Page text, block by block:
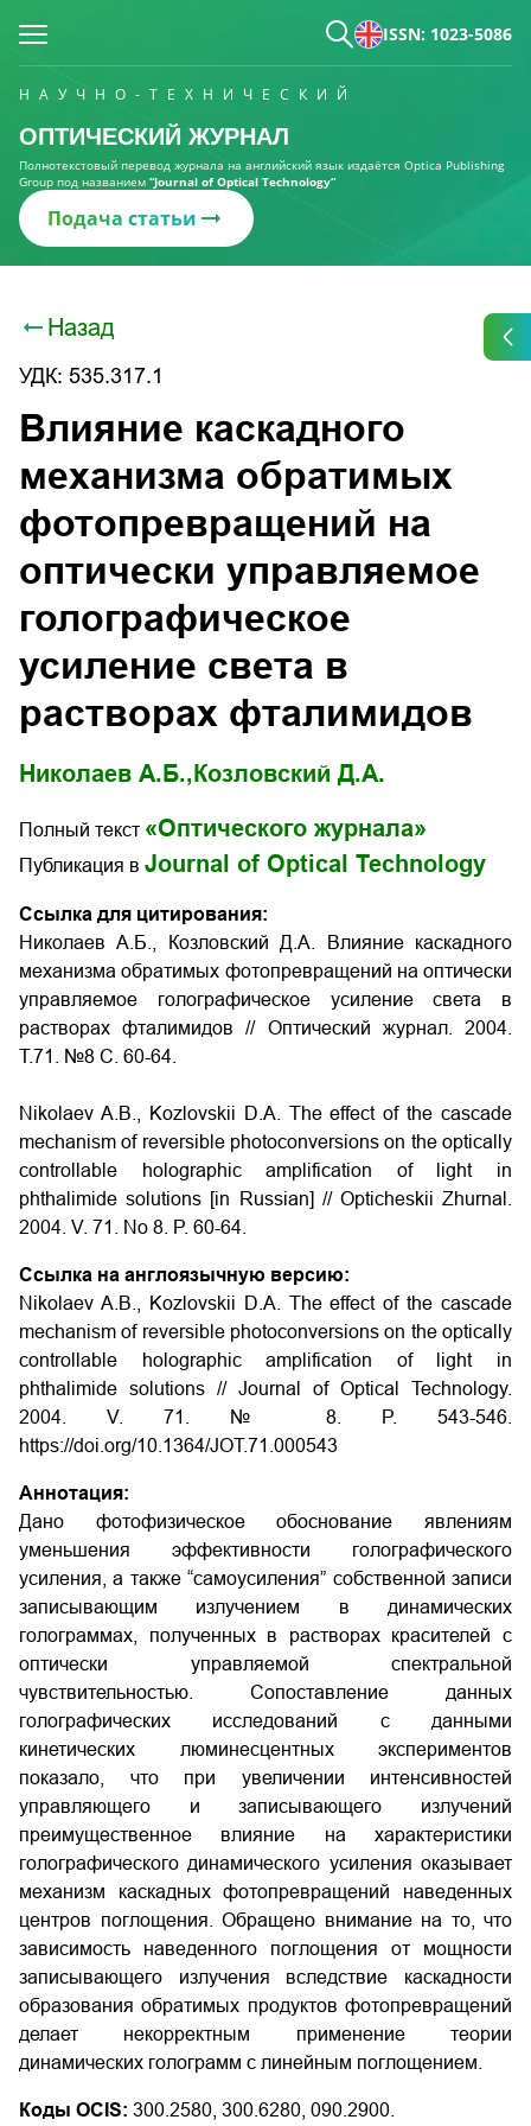
ISSN: 1023-5086
НАУЧНО-ТЕХНИЧЕСКИЙ
ОПТИЧЕСКИЙ ЖУРНАЛ
Полнотекстовый перевод журнала на английский язык издаётся Optica Publishing
Group под названием “Journal of Optical Technology“
Подача статьи
Назад
УДК: 535.317.1
Влияние каскадного
механизма обратимых
фотопревращений на
оптически управляемое
голографическое
усиление света в
растворах фталимидов
Николаев А.Б., Козловский Д.А.
Полный текст «Оптического журнала»
Публикация в Journal of Optical Technology
Ссылка для цитирования:
Николаев А.Б., Козловский Д.А. Влияние каскадного
механизма обратимых фотопревращений на оптически
управляемое голографическое усиление света в
растворах фталимидов // Оптический журнал. 2004.
Т.71. №8 С. 60-64.
Nikolaev A.B., Kozlovskii D.A. The effect of the cascade
mechanism of reversible photoconversions on the optically
controllable holographic amplification of light in
phthalimide solutions [in Russian] // Opticheskii Zhurnal.
2004. V. 71. No 8. P. 60-64
Ссылка на англоязычную версию:
Nikolaev A.B., Kozlovskii D.A. The effect of the cascade
mechanism of reversible photoconversions on the optically
controllable holographic amplification of light in
phthalimide solutions // Journal of Optical Technology.
2004. V. 71. № 8. P. 543-546.
https://doi.org/10.1364/JOT.71.000543
Аннотация:
Дано фотофизическое обоснование явлениям
уменьшения эффективности голографического
усиления, а также “самоусиления” собственной записи
записывающим излучением в динамических
голограммах, полученных в растворах красителей с
оптически управляемой спектральной
чувствительностью. Сопоставление данных
голографических исследований с данными
кинетических люминесцентных экспериментов
показало, что при увеличении интенсивностей
управляющего и записывающего излучений
преимущественное влияние на характеристики
голографического динамического усиления оказывает
механизм каскадных фотопревращений наведенных
центров поглощения. Обращено внимание на то, что
зависимость наведенного поглощения от мощности
записывающего излучения вследствие каскадности
образования обратимых продуктов фотопревращений
делает некорректным применение теории
динамических голограмм с линейным поглощением.
Коды OCIS: 300.2580, 300.6280, 090.2900.